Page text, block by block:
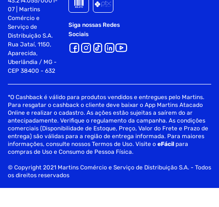
07 | Martins
Comércio e
Serviço de
Distribuição S.A.
Rua Jataí, 1150,
Aparecida,
Uberlândia / MG -
CEP 38400 - 632
Siga nossas Redes
Sociais
*O Cashback é válido para produtos vendidos e entregues pelo Martins.
Para resgatar o cashback o cliente deve baixar o App Martins Atacado
Online e realizar o cadastro. As ações estão sujeitas a saírem do ar
antecipadamente. Verifique o regulamento da campanha. As condições
comerciais (Disponibilidade de Estoque, Preço, Valor do Frete e Prazo de
entrega) são válidas para a região de entrega informada. Para maiores
informações, consulte nossos Termos de Uso. Visite oeFácil para
compras de Uso e Consumo de Pessoa Física.
© Copyright 2021 Martins Comércio e Serviço de Distribuição S.A. - Todos
os direitos reservados